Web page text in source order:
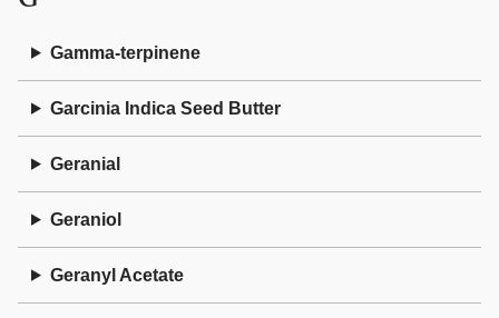
Gamma-terpinene
Garcinia Indica Seed Butter
Geranial
Geraniol
Geranyl Acetate